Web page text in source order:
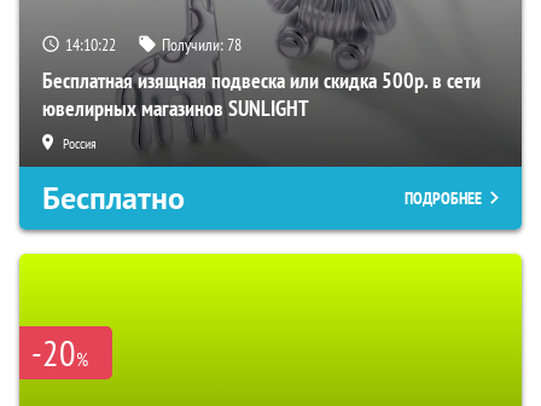
14:10:21 Получили:78
Бесплатная изящная подвеска или скидка 500р. в сети
ювелирных магазинов SUNLIGHT
Россия
Бесплатно ПОДРОБНЕЕ
-20%